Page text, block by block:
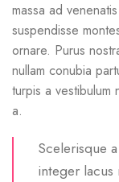
massa ad
suspendisse
ornare. Purus
nullam conubia
turpis a vestibulum
a.
Scelerisque
integer